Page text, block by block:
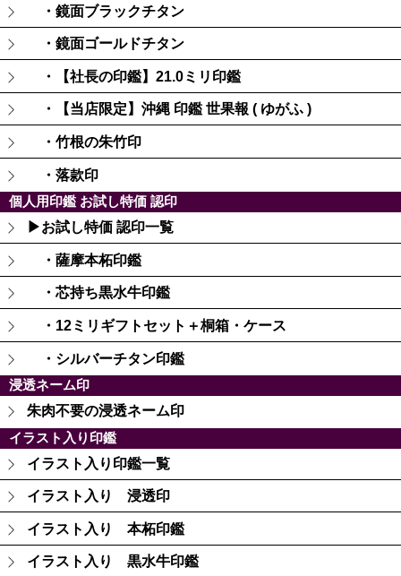
・鏡面ブラックチタン
・鏡面ゴールドチタン
・【社長の印鑑】21.0ミリ印鑑
・【当店限定】沖縄 印鑑 世果報 ( ゆがふ )
・竹根の朱竹印
・落款印
個人用印鑑 お試し特価 認印
▶お試し特価 認印一覧
・薩摩本柘印鑑
・芯持ち黒水牛印鑑
・12ミリギフトセット＋桐箱・ケース
・シルバーチタン印鑑
浸透ネーム印
朱肉不要の浸透ネーム印
イラスト入り印鑑
イラスト入り印鑑一覧
イラスト入り 浸透印
イラスト入り 本柘印鑑
イラスト入り 黒水牛印鑑